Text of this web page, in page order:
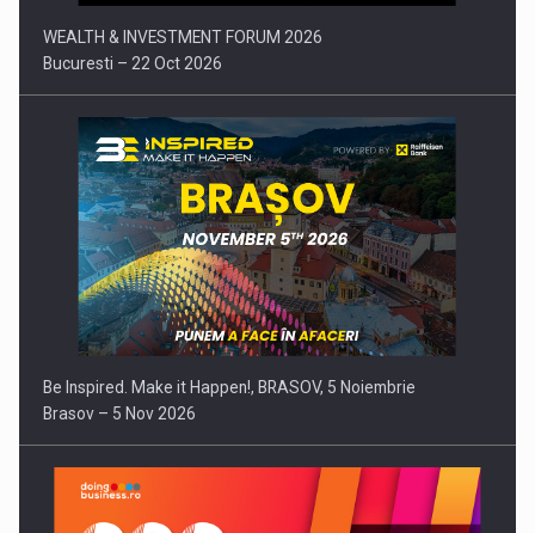
WEALTH & INVESTMENT FORUM 2026
Bucuresti – 22 Oct 2026
Be Inspired. Make it Happen!, BRASOV, 5 Noiembrie
Brasov – 5 Nov 2026